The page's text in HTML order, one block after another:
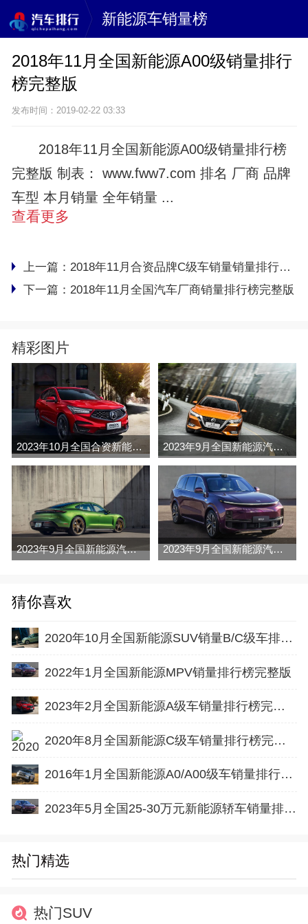
新能源车销量榜
2018年11月全国新能源A00级销量排行
榜完整版
发布时间：2019-02-22 03:33
2018年11月全国新能源A00级销量排行榜
完整版 制表： www.fww7.com 排名 厂商 品牌
车型 本月销量 全年销量 ...
查看更多
上一篇： 2018年11月合资品牌C级车销量销量排行榜完整版
下一篇： 2018年11月全国汽车厂商销量排行榜完整版
精彩图片
2023年10月全国合资新能源汽车销量排行榜完整版(出口量 2023年9月全国新能源汽车车销量排行榜完整版(出口量
2023年9月全国新能源汽车车销量排行榜完整版(批发量 2023年9月全国新能源汽车车销量排行榜完整版(零售量
猜你喜欢
2020年10月全国新能源SUV销量B/C级车排行榜完整版
2022年1月全国新能源MPV销量排行榜完整版
2023年2月全国新能源A级车销量排行榜完整版
2020年8月全国新能源C级车销量排行榜完整版
2016年1月全国新能源A0/A00级车销量排行榜完整版
2023年5月全国25-30万元新能源轿车销量排行榜完整版
热门精选
热门SUV